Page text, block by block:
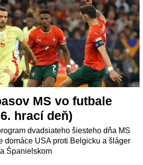
MS vo futbale
hrací deň)
dvadsiateho šiesteho dňa MS
domáce USA proti Belgicku a šláger
Španielskom